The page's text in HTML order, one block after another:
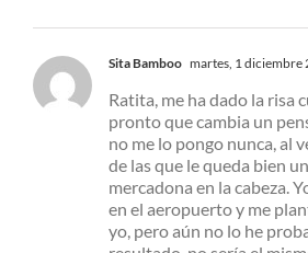
Sita Bamboo martes, 1 diciembre
Ratita, me ha dado la risa
pronto que cambia un
no me lo pongo nunca, al
de las que le queda bien
mercadona en la cabeza.
en el aeropuerto y me
yo, pero aún no lo he